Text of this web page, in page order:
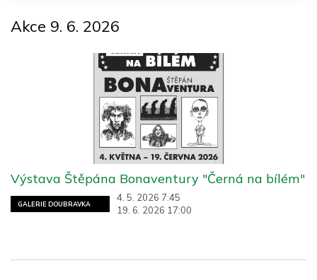
Akce 9. 6. 2026
GALERIE DOUBRAVKA
4. 5. 2026 7:45
19. 6. 2026 17:00
Výstava Štěpána Bonaventury "Černá na bílém"